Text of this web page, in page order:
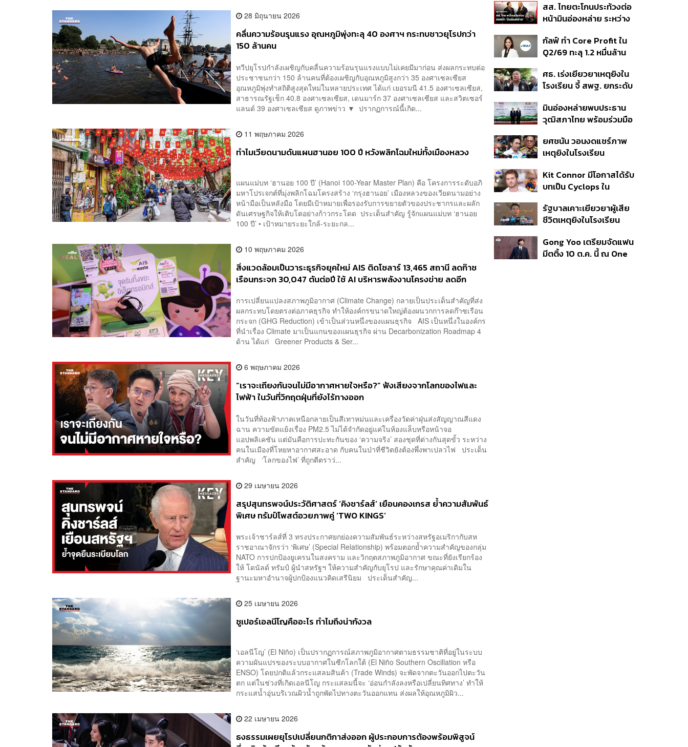
28 มิถุนายน 2026
คลื่นความร้อนรุนแรง อุณหภูมิพุ่งทะลุ 40 องศาฯ กระทบชาวยุโรปกว่า
150 ล้านคน
ทวีปยุโรปกำลังเผชิญกับคลื่นความร้อนรุนแรงแบบไม่เคยมีมาก่อน ส่งผลกระทบต่อ
ประชาชนกว่า 150 ล้านคนที่ต้องเผชิญกับอุณหภูมิสูงกว่า 35 องศาเซลเซียส
อุณหภูมิพุ่งทำสถิติสูงสุดใหม่ในหลายประเทศ ได้แก่ เยอรมนี 41.5 องศาเซลเซียส,
สาธารณรัฐเช็ก 40.8 องศาเซลเซียส, เดนมาร์ก 37 องศาเซลเซียส และสวิตเซอร์
แลนด์ 39 องศาเซลเซียส ดูภาพข่าว ▼ ปรากฏการณ์นี้เกิด...
11 พฤษภาคม 2026
ทำไมเวียดนามดันแผนฮานอย 100 ปี หวังพลิกโฉมใหม่ทั้งเมืองหลวง
แผนแม่บท ‘ฮานอย 100 ปี’ (Hanoi 100-Year Master Plan) คือ โครงการระดับอภิ
มหาโปรเจกต์ที่มุ่งพลิกโฉมโครงสร้าง ‘กรุงฮานอย’ เมืองหลวงของเวียดนามอย่าง
หน้ามือเป็นหลังมือ โดยมีเป้าหมายเพื่อรองรับการขยายตัวของประชากรและผลัก
ดันเศรษฐกิจให้เติบโตอย่างก้าวกระโดด ประเด็นสำคัญ รู้จักแผนแม่บท ‘ฮานอย
100 ปี’ • เป้าหมายระยะใกล้-ระยะกล...
10 พฤษภาคม 2026
สิ่งแวดล้อมเป็นวาระธุรกิจยุคใหม่ AIS ติดโซลาร์ 13,465 สถานี ลดก๊าซ
เรือนกระจก 30,047 ตันต่อปี ใช้ AI บริหารพลังงานโครงข่าย ลดอีก
การเปลี่ยนแปลงสภาพภูมิอากาศ (Climate Change) กลายเป็นประเด็นสำคัญที่ส่ง
ผลกระทบโดยตรงต่อภาคธุรกิจ ทำให้องค์กรขนาดใหญ่ต้องผนวกการลดก๊าซเรือน
กระจก (GHG Reduction) เข้าเป็นส่วนหนึ่งของแผนธุรกิจ AIS เป็นหนึ่งในองค์กร
ที่นำเรื่อง Climate มาเป็นแกนของแผนธุรกิจ ผ่าน Decarbonization Roadmap 4
ด้าน ได้แก่ Greener Products & Ser...
6 พฤษภาคม 2026
“เราจะเถียงกันจนไม่มีอากาศหายใจหรือ?” ฟังเสียงจากโลกของไฟและ
ไฟฟ้า ในวันที่วิกฤตฝุ่นที่ยังไร้ทางออก
ในวันที่ท้องฟ้าภาคเหนือกลายเป็นสีเทาหม่นและเครื่องวัดค่าฝุ่นส่งสัญญาณสีแดง
ฉาน ความขัดแย้งเรื่อง PM2.5 ไม่ได้จำกัดอยู่แค่ในห้องแล็บหรือหน้าจอ
แอปพลิเคชัน แต่มันคือการปะทะกันของ ‘ความจริง’ สองชุดที่ต่างกันสุดขั้ว ระหว่าง
คนในเมืองที่โหยหาอากาศสะอาด กับคนในป่าที่ชีวิตยังต้องพึ่งพาเปลวไฟ ประเด็น
สำคัญ ‘โลกของไฟ’ ที่ถูกตีตราว่...
29 เมษายน 2026
สรุปสุนทรพจน์ประวัติศาสตร์ ‘คิงชาร์ลส์’ เยือนคองเกรส ย้ำความสัมพันธ์
พิเศษ ทรัมป์โพสต์อวยภาพคู่ ‘TWO KINGS’
พระเจ้าชาร์ลส์ที่ 3 ทรงประกาศยกย่องความสัมพันธ์ระหว่างสหรัฐอเมริกากับสห
ราชอาณาจักรว่า ‘พิเศษ’ (Special Relationship) พร้อมตอกย้ำความสำคัญของกลุ่ม
NATO การปกป้องยูเครนในสงคราม และวิกฤตสภาพภูมิอากาศ ขณะที่ยังเรียกร้อง
ให้ โดนัลด์ ทรัมป์ ผู้นำสหรัฐฯ ให้ความสำคัญกับยุโรป และรักษาคุณค่าเดิมใน
ฐานะมหาอำนาจผู้ปกป้องแนวคิดเสรีนิยม ประเด็นสำคัญ...
25 เมษายน 2026
ซูเปอร์เอลนีโญคืออะไร ทำไมถึงน่ากังวล
‘เอลนีโญ’ (El Niño) เป็นปรากฏการณ์สภาพภูมิอากาศตามธรรมชาติที่อยู่ในระบบ
ความผันแปรของระบบอากาศในซีกโลกใต้ (El Niño Southern Oscillation หรือ
ENSO) โดยปกติแล้วกระแสลมสินค้า (Trade Winds) จะพัดจากตะวันออกไปตะวัน
ตก แต่ในช่วงที่เกิดเอลนีโญ กระแสลมนี้จะ ‘อ่อนกำลังลงหรือเปลี่ยนทิศทาง’ ทำให้
กระแสน้ำอุ่นบริเวณผิวน้ำถูกพัดไปทางตะวันออกแทน ส่งผลให้อุณหภูมิผิว...
22 เมษายน 2026
ธงธรรมเผยยุโรปเปลี่ยนกติกาส่งออก ผู้ประกอบการต้องพร้อมพิสูจน์
หลังเกิดเหตุฉุกเฉินภายใน
สถานศึกษา
สส. ไทยตะโกนประท้วงต่อ
หน้ามินอ่องหล่าย ระหว่าง
เป็น ‘จุดตกต่ำ’ ของ
ยุทธศาสตร์การทูตไทย
กัลฟ์ ทำ Core Profit ใน
Q2/69 ทะลุ 1.2 หมื่นล้าน
ประวัติการณ์ ตั้งเป้าราย
ได้-EBITDA ปี 69 โต 12-
PPA-โซลาร์ฟาร์มชุมชน
ศธ. เร่งเยียวยาเหตุยิงใน
โรงเรียน จี้ สพฐ. ยกระดับ
ผบ.ตร. สั่งเช็กประวัติผู้ก่อ
เหตุ หลังพบยิงจุดตาย
มินอ่องหล่ายพบประธาน
วุฒิสภาไทย พร้อมร่วมมือ
ข้ามแดน-สารพิษในแม่น้ำ
ยศชนัน วอนงดแชร์ภาพ
เหตุยิงในโรงเรียน
เรียนชั่วคราว-เร่งเยียวยา
จิตใจ
Kit Connor มีโอกาสได้รับ
บทเป็น Cyclops ใน
เวอร์ชันใหม่
รัฐบาลเคาะเยียวยาผู้เสีย
ชีวิตเหตุยิงในโรงเรียน
เหตุในอดีต เข้าเกณฑ์
สาธารณภัย พร้อมเร่งจ่าย
Gong Yoo เตรียมจัดแฟน
มีตติ้ง 10 ต.ค. นี้ ณ One